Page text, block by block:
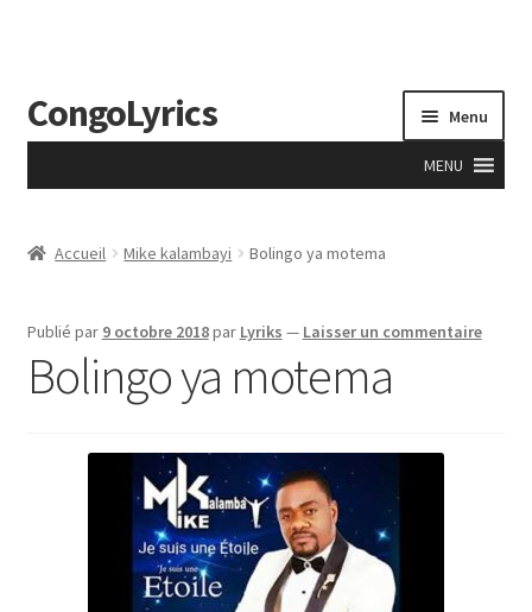
Aller
à
navigation
Aller
au
CongoLyrics Menu
MENU
Accueil
Apprentissage
cabinet gestion hopital
Accueil Mike kalambayi Bolingo ya motema
Publié par 9 octobre 2018par Lyriks — Laisser un commentaire
Bolingo ya motema